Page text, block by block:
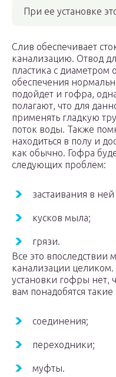
При ее установке
Слив обеспечивает
канализацию. Отвод
пластика с диаметром
обеспечения
подойдет и гофра,
полагают, что для
применять гладкую
поток воды. Также
находиться в полу и
как обычно. Гофра
следующих проблем:
застаивания в ней
кусков мыла;
грязи.
Все это впоследствии
канализации
установки гофры нет,
вам понадобятся
соединения;
переходники;
муфты.